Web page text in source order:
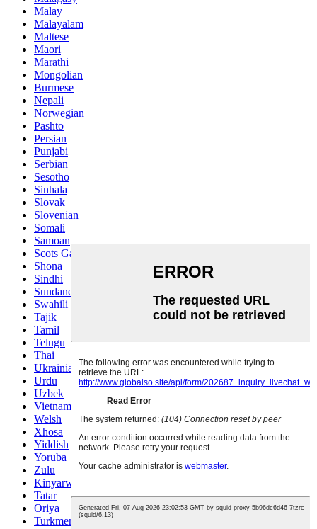
Malay
Malayalam
Maltese
Maori
Marathi
Mongolian
Burmese
Nepali
Norwegian
Pashto
Persian
Punjabi
Serbian
Sesotho
Sinhala
Slovak
Slovenian
Somali
Samoan
Scots Gaelic
Shona
Sindhi
Sundanese
Swahili
Tajik
Tamil
Telugu
Thai
Ukrainian
Urdu
Uzbek
Vietnamese
Welsh
Xhosa
Yiddish
Yoruba
Zulu
Kinyarwanda
Tatar
Oriya
Turkmen